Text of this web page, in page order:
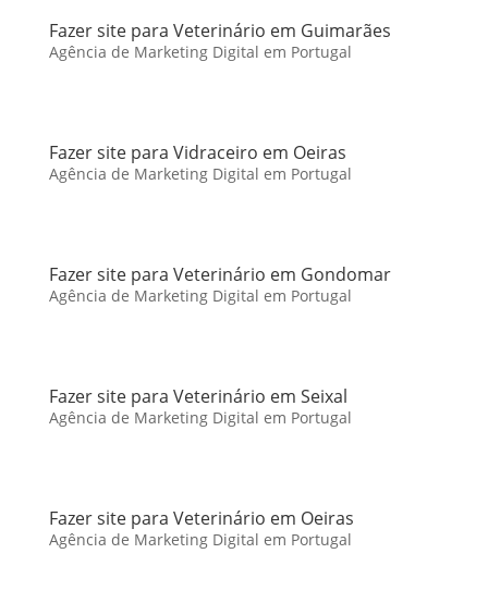
Fazer site para Veterinário em Guimarães
Agência de Marketing Digital em Portugal
Fazer site para Vidraceiro em Oeiras
Agência de Marketing Digital em Portugal
Fazer site para Veterinário em Gondomar
Agência de Marketing Digital em Portugal
Fazer site para Veterinário em Seixal
Agência de Marketing Digital em Portugal
Fazer site para Veterinário em Oeiras
Agência de Marketing Digital em Portugal